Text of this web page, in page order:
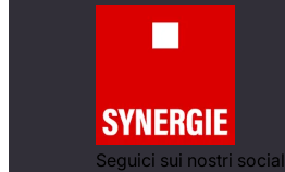
Seguici sui nostri social